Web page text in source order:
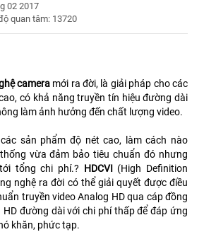
02 2017
quan tâm: 13720
cameramới ra đời, là giải pháp cho các
có khả năng truyền tín hiệu đường dài
làm ảnh hưởng đến chất lượng video.
sản phẩm độ nét cao, làm cách nào
vừa đảm bảo tiêu chuẩn đó nhưng
tổng chi phí.? HDCVI (High Definition
nghệ ra đời có thể giải quyết được điều
truyền video Analog HD qua cáp đồng
đường dài với chi phí thấp để đáp ứng
khăn, phức tạp.